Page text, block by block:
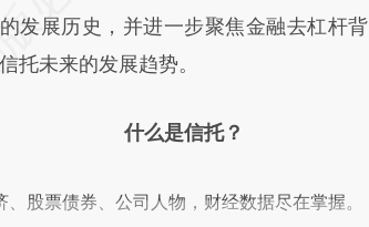
发展历史，并进一步聚焦金融去杠杆背
托未来的发展趋势。
什么是信托？
、股票债券、公司人物，财经数据尽在掌握。